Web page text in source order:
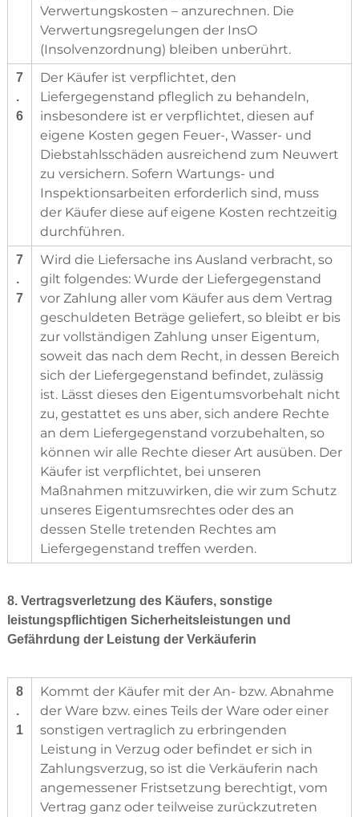
Verwertungskosten – anzurechnen. Die
Verwertungsregelungen der InsO
(Insolvenzordnung) bleiben unberührt.
7
.
6
Der Käufer ist verpflichtet, den
Liefergegenstand pfleglich zu behandeln,
insbesondere ist er verpflichtet, diesen auf
eigene Kosten gegen Feuer-, Wasser- und
Diebstahlsschäden ausreichend zum Neuwert
zu versichern. Sofern Wartungs- und
Inspektionsarbeiten erforderlich sind, muss
der Käufer diese auf eigene Kosten rechtzeitig
durchführen.
7
.
7
Wird die Liefersache ins Ausland verbracht, so
gilt folgendes: Wurde der Liefergegenstand
vor Zahlung aller vom Käufer aus dem Vertrag
geschuldeten Beträge geliefert, so bleibt er bis
zur vollständigen Zahlung unser Eigentum,
soweit das nach dem Recht, in dessen Bereich
sich der Liefergegenstand befindet, zulässig
ist. Lässt dieses den Eigentumsvorbehalt nicht
zu, gestattet es uns aber, sich andere Rechte
an dem Liefergegenstand vorzubehalten, so
können wir alle Rechte dieser Art ausüben. Der
Käufer ist verpflichtet, bei unseren
Maßnahmen mitzuwirken, die wir zum Schutz
unseres Eigentumsrechtes oder des an
dessen Stelle tretenden Rechtes am
Liefergegenstand treffen werden.
8. Vertragsverletzung des Käufers, sonstige
leistungspflichtigen Sicherheitsleistungen und
Gefährdung der Leistung der Verkäuferin
8
.
1
Kommt der Käufer mit der An- bzw. Abnahme
der Ware bzw. eines Teils der Ware oder einer
sonstigen vertraglich zu erbringenden
Leistung in Verzug oder befindet er sich in
Zahlungsverzug, so ist die Verkäuferin nach
angemessener Fristsetzung berechtigt, vom
Vertrag ganz oder teilweise zurückzutreten